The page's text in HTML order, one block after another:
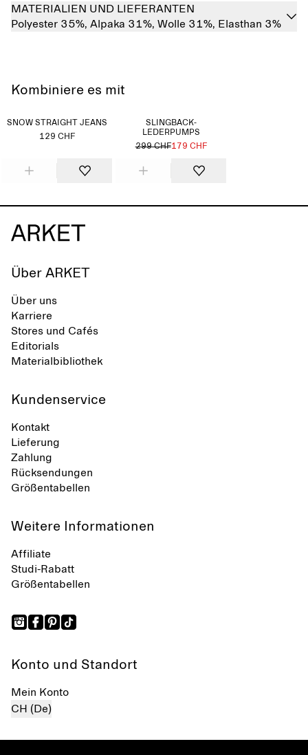
MATERIALIEN UND LIEFERANTEN
Polyester 35%, Alpaka 31%, Wolle 31%, Elasthan 3%
Kombiniere es mit
SNOW STRAIGHT JEANS
129 CHF
SLINGBACK-
LEDERPUMPS
299 CHF179 CHF
Über ARKET
Über uns
Karriere
Stores und Cafés
Editorials
Materialbibliothek
Kundenservice
Kontakt
Lieferung
Zahlung
Rücksendungen
Größentabellen
Weitere Informationen
Affiliate
Studi-Rabatt
Größentabellen
Konto und Standort
Mein Konto
CH (De)